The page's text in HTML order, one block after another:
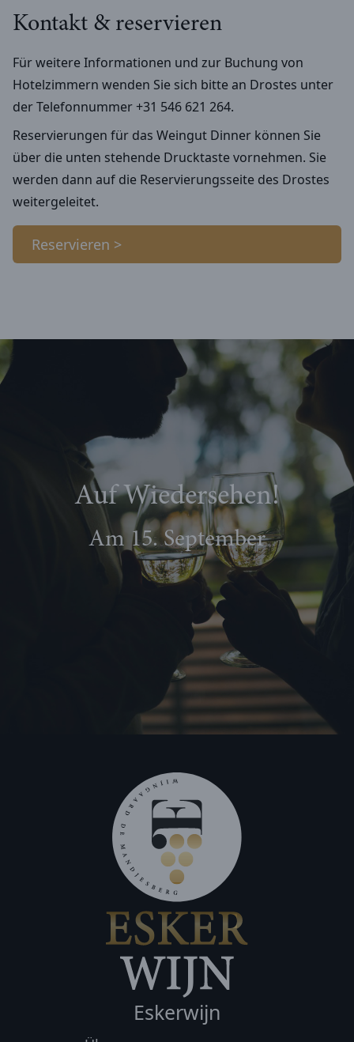
Kontakt & reservieren
Für weitere Informationen und zur Buchung von
Hotelzimmern wenden Sie sich bitte an Drostes unter
der Telefonnummer +31 546 621 264.
Reservierungen für das Weingut Dinner können Sie
über die unten stehende Drucktaste vornehmen. Sie
werden dann auf die Reservierungsseite des Drostes
weitergeleitet.
Reservieren >
Auf Wiedersehen!
Am 15. September
Eskerwijn